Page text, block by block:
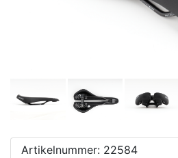
Artikelnummer: 22584